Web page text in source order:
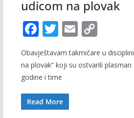
udicom na plovak
F
ac
e
b
o
o
T
itt
er
E
m
ai
C
p
y
Obavještavam takmičare u
na plovak“ koji su ostvarili
godine i time
Read More